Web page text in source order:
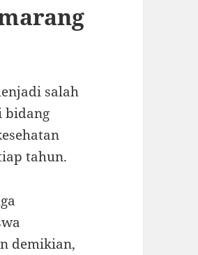
salah
bidang
tahun.
demikian,